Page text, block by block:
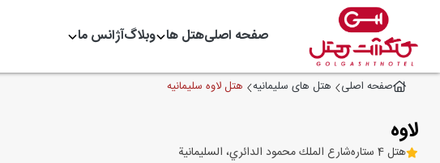
صفحه اصلیهتل ها وبلاگآژانس ما
صفحه اصلی هتل های سلیمانیه هتل لاوه سلیمانیه
لاوه
هتل 4 ستاره شارع الملك محمود الدائري، السليمانية